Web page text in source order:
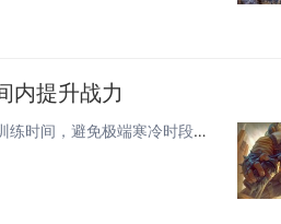
内提升战力
在无尽冬日中，合理规划士兵训练至关重要。应调整训练时间，避免极端寒冷时段，选择相对温暖的上午或午后进行体能和技能训练。加强室内理论培训，如战术模拟、武器操作等，减少户外暴露时间。注重保暖装备的配备与维护，确保士兵健康。饮食上，增加高热量食物...